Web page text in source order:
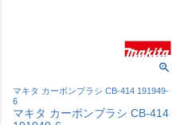
マキタ カーボンブラシ CB-414 191949-
6
マキタ カーボンブラシ CB-414